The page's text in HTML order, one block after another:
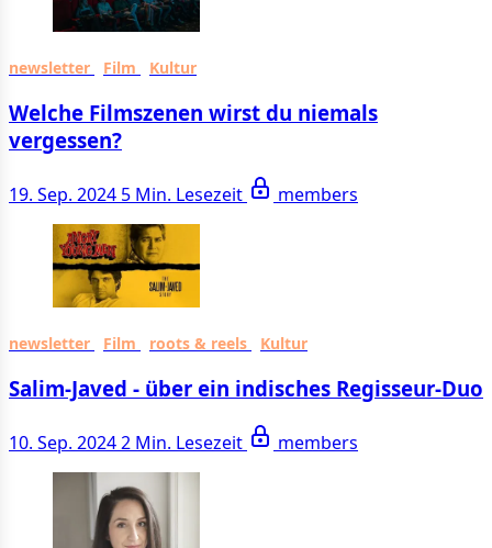
newsletter Film Kultur
Welche Filmszenen wirst du niemals
vergessen?
19. Sep. 2024 5 Min. Lesezeit members
newsletter Film roots & reels Kultur
Salim-Javed - über ein indisches Regisseur-Duo
10. Sep. 20242 Min. Lesezeit members